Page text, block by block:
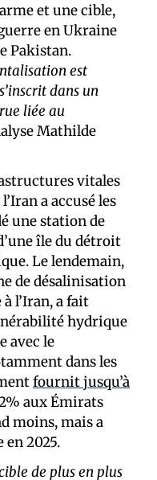
et une cible,
en Ukraine
Pakistan.
est
dans un
liée au
Mathilde
vitales
a accusé les
une station de
île du détroit
Le lendemain,
de désalinisation
l’Iran, a fait
hydrique
avec le
dans les
fournit jusqu’à
aux Émirats
moins, mais a
en 2025.
de plus en plus